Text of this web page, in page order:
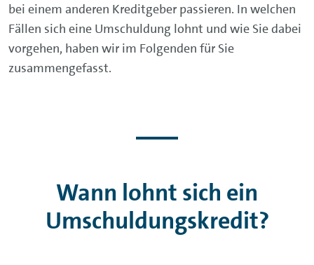
bei einem anderen Kreditgeber passieren. In welchen
Fällen sich eine Umschuldung lohnt und wie Sie dabei
vorgehen, haben wir im Folgenden für Sie
zusammengefasst.
Wann lohnt sich ein
Umschuldungskredit?